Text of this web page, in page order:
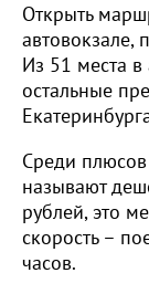
Открыть
автовокзале,
Из 51 места
остальные
Среди
называют
рублей, это
скорость –
часов.